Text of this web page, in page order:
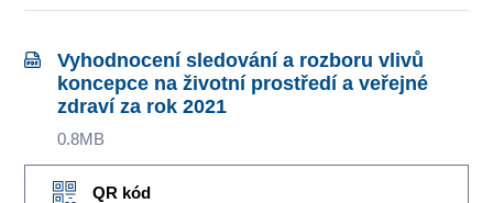
Vyhodnocení sledování a rozboru vlivů
koncepce na životní prostředí a veřejné
zdraví za rok 2021
0.8MB
QR kód